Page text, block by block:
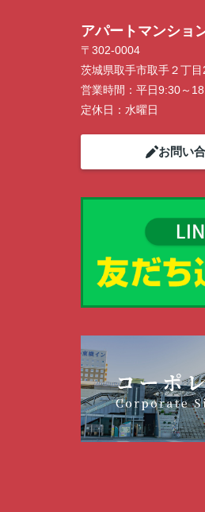
アパートマンシ
〒302-0004
茨城県取手市取手２丁目
営業時間： 平日9:30～
定休日： 水曜日
お問い